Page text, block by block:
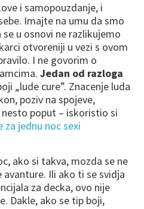
i samopouzdanje, i
Imajte na umu da smo
u osnovi ne razlikujemo
otvoreniji u vezi s ovom
I ne govorim o
Jedan od razloga
„lude cure”. Znacenje luda
poziv na spojeve,
poput – iskoristio si
ako si takva, mozda se ne
Ili ako ti se svidja
za decka, ovo nije
Dakle, ako se tip boji,